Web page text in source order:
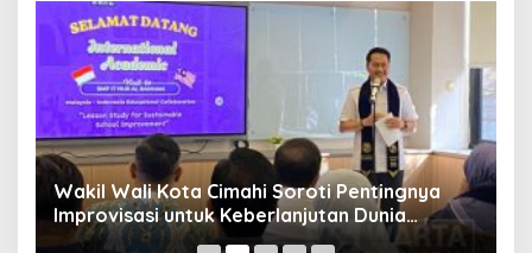
Wakil Wali Kota Cimahi Soroti Pentingnya
Improvisasi untuk Keberlanjutan Dunia
Pendidikan